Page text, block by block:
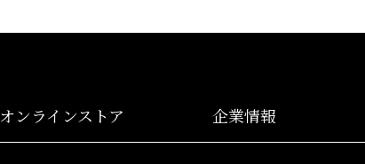
オンラインストア 企業情報